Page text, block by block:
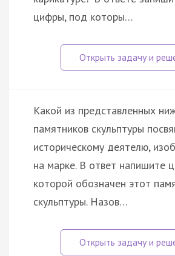
цифры, под которы…
Какой из представленных
памятников скульптуры
историческому деятелю,
на марке. В ответ напишите
которой обозначен этот
скульптуры. Назов…